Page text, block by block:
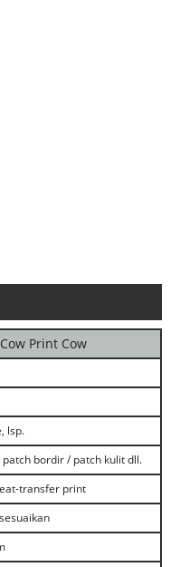
Print Cow
lsp.
bordir / patch kulit dll.
transfer print